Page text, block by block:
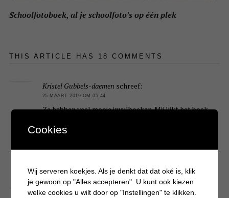
Schoolfotoboek, al je schoolfoto’s op één plek
THIS ARTICLE HAS 18 COMMENTS
Kristel Gubbels-daemen schreef:
25 MAART 2019 OM 05:44
Ze hebben veel mooie invulboeken. Mij lijkt het boek
schrijven we ze tenminste ook echt op die leuke
uitspraken allemaal.
Nellyschreef:
Cookies
Wij serveren koekjes. Als je denkt dat dat oké is, klik
je gewoon op "Alles accepteren". U kunt ook kiezen
welke cookies u wilt door op "Instellingen" te klikken.